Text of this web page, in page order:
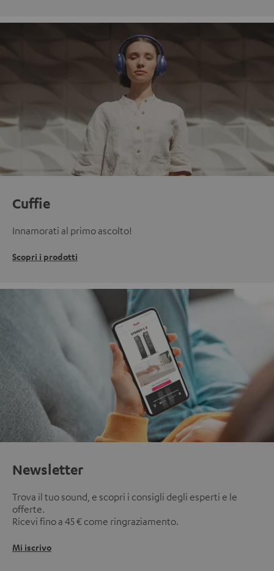
Cuffie
Innamorati al primo ascolto!
Scopri i prodotti
Newsletter
Trova il tuo sound, e scopri i consigli degli esperti e le
offerte.
Ricevi fino a 45 € come ringraziamento.
Mi iscrivo